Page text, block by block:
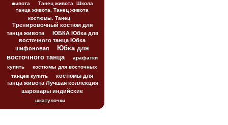
живота
Танец живота. Школа
танца живота. Танец живота
костюмы. Танец
Тренировочный костюм для
танца живота
ЮБКА Юбка для
восточного танца Юбка
шифоновая
Юбка для
восточного танца
арафатки
купить
костюмы для восточных
танцев купить
костюмы для
танца живота Лучшая коллекция
шаровары индийские
шкатулочки